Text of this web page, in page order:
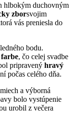
hlbokým duchovným
zborsvojim
vás preniesla do
bodu.
farbe, čo celej svadbe
pripravený hravý
počas celého dňa.
a výborná
bolo vystúpenie
urobil z večera